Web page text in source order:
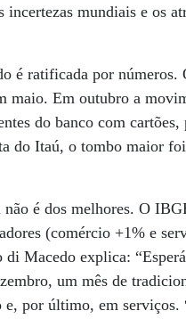
mundiais e os
é ratificada por
maio. Em outubro a
do banco com
do Itaú, o tombo maior
é dos melhores. O
(comércio +1% e
di Macedo explica:
um mês de
por último, em serviços.